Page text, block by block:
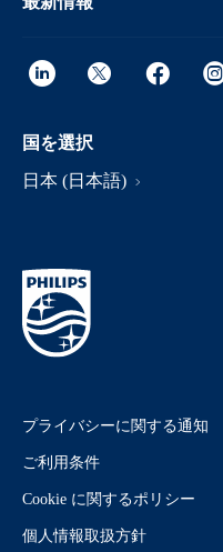
国を選択
日本 (日本語)
プライバシーに関する通知
ご利用条件
Cookie に関するポリシー
個人情報取扱方針